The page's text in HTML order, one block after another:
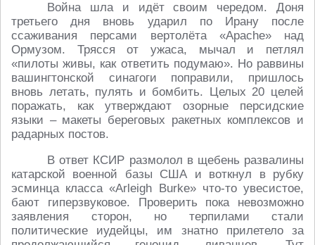
Война шла и идёт своим чередом. Доня
третьего дня вновь ударил по Ирану после
ссаживания персами вертолёта «Apache» над
Ормузом. Трясся от ужаса, мычал и петлял
«пилоты живы, как ответить подумаю». Но раввины
вашингтонской синагоги поправили, пришлось
вновь летать, пулять и бомбить. Целых 20 целей
поражать, как утверждают озорные персидские
языки – макеты береговых ракетных комплексов и
радарных постов.
В ответ КСИР размолол в щебень развалины
катарской военной базы США и воткнул в рубку
эсминца класса «Arleigh Burke» что-то увесистое,
бают гиперзвуковое. Проверить пока невозможно
заявления сторон, но терпилами стали
политические иудейцы, им знатно прилетело за